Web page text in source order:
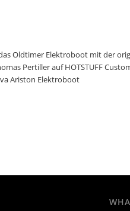
Oldtimer Elektroboot mit der
Pertiller auf HOTSTUFF
Ariston Elektroboot